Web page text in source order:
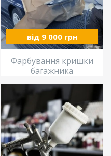
від 9 000 грн
Фарбування кришки
багажника